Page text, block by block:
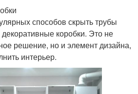
способов скрыть трубы
коробки. Это не
решение, но и элемент дизайна,
интерьер.